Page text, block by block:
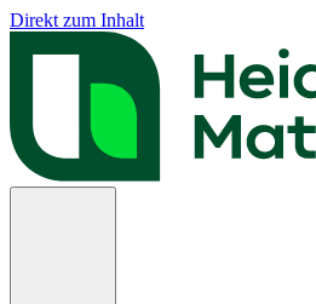
Direkt zum Inhalt